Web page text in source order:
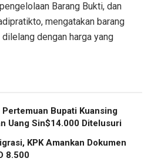
Barang Bukti, dan
mengatakan barang
dengan harga yang
Pertemuan Bupati Kuansing
Uang Sin$14.000 Ditelusuri
KPK Amankan Dokumen
8.500